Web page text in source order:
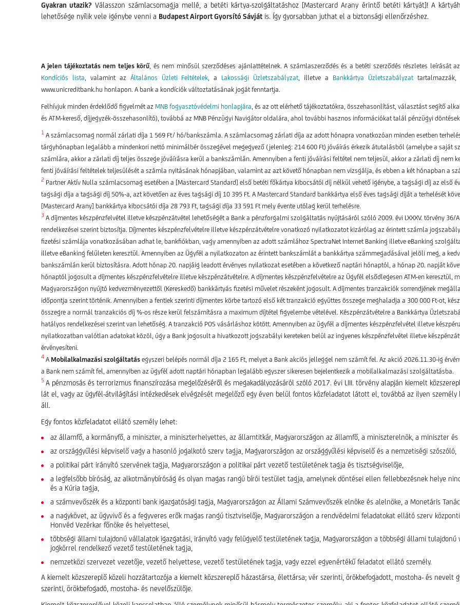
Gyakran utazik? Válasszon számlacsomagja mellé, a betéti kártya-szolgáltatáshoz [Mastercard Arany érintő betéti kártyát]! A
lehetősége nyílik vele igénybe venni a Budapest Airport Gyorsító Sávját is. Így gyorsabban juthat el a biztonsági ellenőrzéshez.
A jelen tájékoztatás nem teljes körű, és nem minősül szerződéses ajánlattételnek. A számlaszerződés és a betéti szerződés részletes leírását
Kondíciós lista , valamint az Általános Üzleti Feltételek , a Lakossági Üzletszabályzat , illetve a Bankkártya Üzletszabályzattartalmazzák,
www.unicreditbank.hu honlapon. A bank a kondíciók változtatásának jogát fenntartja.
Felhívjuk minden érdeklődő figyelmét az MNB fogyasztóvédelmi honlapjára , és az ott elérhető tájékoztatókra, összehasonlítást, választást segítő
és ATM-kereső, díjjegyzék-összehasonlító), továbbá az MNB Pénzügyi Navigátor oldalára, ahol további hasznos információkat talál pénzügyi
1 A számlacsomag normál zárlati díja 1 569 Ft/ hó/bankszámla. A számlacsomag zárlati díja az adott hónapra vonatkozóan minden esetben
tárgyhónapban legalább a mindenkori nettó minimálbér összegével megegyező (jelenleg: 214 600 Ft) jóváírás érkezik átutalásból (amelybe a saját
számlára, akkor a zárlati díj teljes összege jóváírásra kerül a bankszámlán. Amennyiben a fenti jóváírási feltétel nem teljesül, akkor a zárlati díj nem
fenti jóváírási feltételek teljesülését a számla nyitásának hónapjában, valamint az azt követő hónapban nem vizsgálja, és ebben a két hónapban a
2 Partner Aktív Nulla számlacsomag esetében a [Mastercard Standard] első betéti főkártya kibocsátói díj nélkül vehető igénybe, a tagsági díj az első
tagsági díja a tagsági díj 50%-a, azt követően az éves tagsági díj 10 395 Ft. A Mastercard Standard bankkártya első éves tagsági díját a terhelését
[Mastercard Arany] bankkártya kibocsátói díja 28 793 Ft, tagsági díja 33 591 Ft mely évente utólag kerül terhelésre.
3 A díjmentes készpénzfelvétel illetve készpénzátvétel lehetőségét a Bank a pénzforgalmi szolgáltatás nyújtásáról szóló 2009. évi LXXXV. törvény 36/
rendelkezései szerint biztosítja. Díjmentes készpénzfelvételre illetve készpénzátvételre vonatkozó nyilatkozatot kizárólag az érintett számla
fizetési számlája vonatkozásában adhat le, bankfiókban, vagy amennyiben az adott számlához SpectraNet Internet Banking illetve eBanking
illetve eBanking felületen keresztül. Amennyiben az Ügyfél a nyilatkozaton az érintett bankszámlát a bankkártya számmegadásával jelöli meg, a
bankszámlán kerül biztosításra. Adott hónap 20. napjáig leadott érvényes nyilatkozat esetében a következő naptári hónaptól, a hónap 20. napját
hónaptól jogosult a díjmentes készpénzfelvételre illetve készpénzátvételre. A díjmentes készpénzfelvételre az Ügyfél elsődlegesen ATM-en keresztül,
Magyarországon nyújtó kedvezményezettől (Kereskedő) bankkártyás fizetési művelet részeként jogosult. A díjmentes tranzakciók sorrendjének
időpontja szerint történik. Amennyiben a fentiek szerinti díjmentes körbe tartozó első két tranzakció együttes összege meghaladja a 300 000 Ft-ot,
összegre a normál tranzakciós díj %-os része kerül felszámításra a maximum díjtétel figyelembe vételével. Készpénzátvételre a Bankkártya
hatályos rendelkezései szerint van lehetőség. A tranzakció POS vásárláshoz kötött. Amennyiben az ügyfél a díjmentes készpénzfelvétel illetve
nyilatkozatban valótlan adatokat közöl, úgy a Bank jogosult a hivatkozott jogszabályi kereteken belül az ingyenes készpénzfelvétel illetve
érvényesíteni.
4 A Mobilalkalmazási szolgáltatás egyszeri belépés normál díja 2 165 Ft, melyet a Bank akciós jelleggel nem számít fel. Az akció 2026.11.30-ig
a Bank nem számít fel, amennyiben az ügyfél adott naptári hónapban legalább egyszer sikeresen bejelentkezik a mobilalkalmazási szolgáltatásba.
5 A pénzmosás és terrorizmus finanszírozása megelőzéséről és megakadályozásáról szóló 2017. évi LIII. törvény alapján kiemelt
lát el, vagy az ügyfél-átvilágítási intézkedések elvégzését megelőző egy éven belül fontos közfeladatot látott el, továbbá az ilyen személy
áll.
Egy fontos közfeladatot ellátó személy lehet:
az államfő, a kormányfő, a miniszter, a miniszterhelyettes, az államtitkár, Magyarországon az államfő, a miniszterelnök, a miniszter és
az országgyűlési képviselő vagy a hasonló jogalkotó szerv tagja, Magyarországon az országgyűlési képviselő és a nemzetiségi szószóló,
a politikai párt irányító szervének tagja, Magyarországon a politikai párt vezető testületének tagja és tisztségviselője,
a legfelsőbb bíróság, az alkotmánybíróság és olyan magas rangú bírói testület tagja, amelynek döntései ellen fellebbezésnek helye
és a Kúria tagja,
a számvevőszék és a központi bank igazgatósági tagja, Magyarországon az Állami Számvevőszék elnöke és alelnöke, a Monetáris
a nagykövet, az ügyvivő és a fegyveres erők magas rangú tisztviselője, Magyarországon a rendvédelmi feladatokat ellátó szerv
Honvéd Vezérkar főnöke és helyettesei,
többségi állami tulajdonú vállalatok igazgatási, irányító vagy felügyelő testületének tagja, Magyarországon a többségi állami
jogkörrel rendelkező vezető testületének tagja,
nemzetközi szervezet vezetője, vezető helyettese, vezető testületének tagja, vagy ezzel egyenértékű feladatot ellátó személy.
A kiemelt közszereplő közeli hozzátartozója a kiemelt közszereplő házastársa, élettársa; vér szerinti, örökbefogadott, mostoha- és nevelt
szerinti, örökbefogadó, mostoha- és nevelőszülője.